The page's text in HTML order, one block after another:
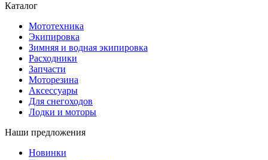
Каталог
Мототехника
Экипировка
Зимняя и водная экипировка
Расходники
Запчасти
Моторезина
Аксессуары
Для снегоходов
Лодки и моторы
Наши предложения
Новинки